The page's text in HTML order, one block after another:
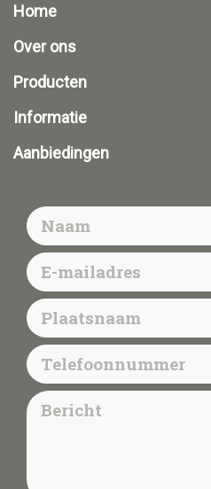
Home
Over ons
Producten
Informatie
Aanbiedingen